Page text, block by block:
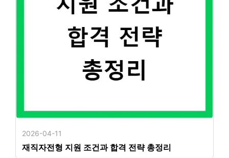
2026-04-11
재직자전형 지원 조건과 합격 전략 총정리